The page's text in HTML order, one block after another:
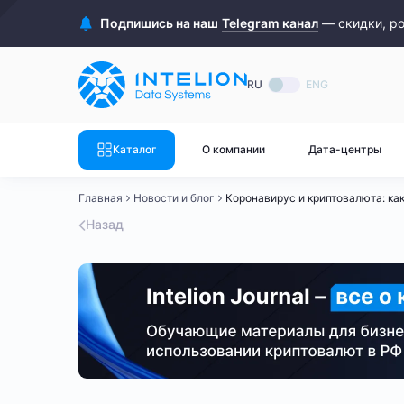
Подпишись на наш Telegram канал — скидки,
RU ENG
Каталог О компании Дата-центры
ASIC майнеры
Bitmain
Innosilicon
Iceriver
Смотреть весь каталог
Готовый
Готовый
Готовый
Готовый
Готовый
Главная Новости и блог Коронавирус и криптовалюта:
Назад